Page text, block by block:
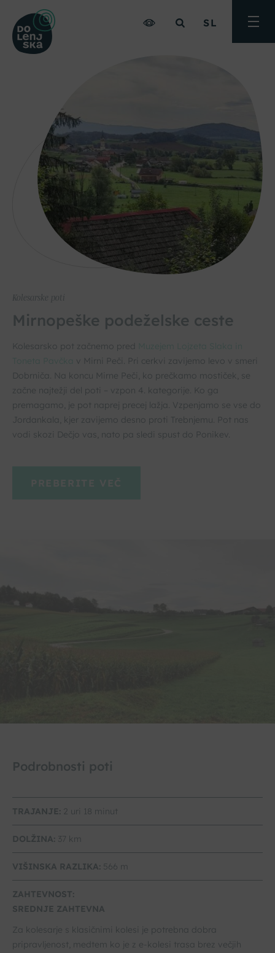
SL
Kolesarske poti
Mirnopeške podeželske ceste
Kolesarsko pot začnemo pred
v Mirni Peči. Pri cerkvi zavijemo levo v smeri
Dobrniča. Na koncu Mirne Peči, ko prečkamo mostiček, se
začne najtežji del poti – vzpon 4. kategorije. Ko ga
premagamo, je pot naprej precej lažja. Vzpenjamo se vse do
Jordankala, kjer zavijemo desno proti Trebnjemu. Pot nas
vodi skozi Dečjo vas, nato pa sledi spust do Ponikev.
Podrobnosti poti
TRAJANJE: 2 uri 18 minut
DOLŽINA: 37 km
VIŠINSKA RAZLIKA: 566 m
ZAHTEVNOST:
SREDNJE ZAHTEVNA
Za kolesarje s klasičnimi kolesi je potrebna dobra
pripravljenost, medtem ko je z e-kolesi trasa brez večjih